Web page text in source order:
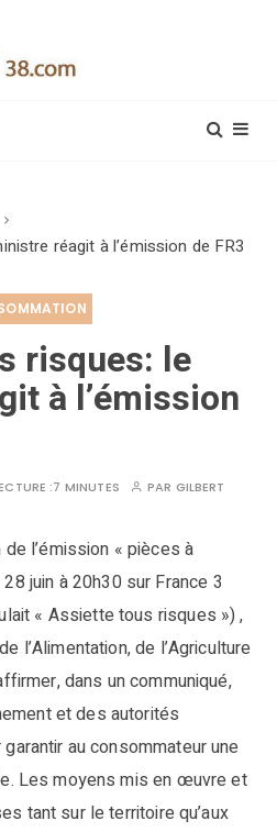
réagit à l’émission de FR3
risques: le
à l’émission
:7 MINUTES PAR GILBERT
l’émission « pièces à
juin à 20h30 sur France 3
« Assiette tous risques ») ,
l’Alimentation, de l’Agriculture
dans un communiqué,
et des autorités
au consommateur une
Les moyens mis en œuvre et
tant sur le territoire qu’aux